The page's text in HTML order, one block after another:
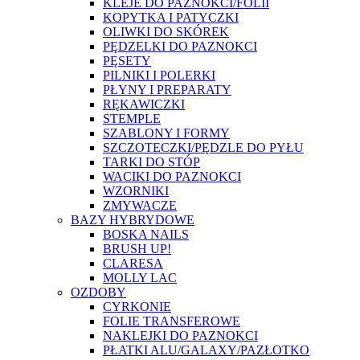
KOPYTKA I PATYCZKI
OLIWKI DO SKÓREK
PĘDZELKI DO PAZNOKCI
PĘSETY
PILNIKI I POLERKI
PŁYNY I PREPARATY
RĘKAWICZKI
STEMPLE
SZABLONY I FORMY
SZCZOTECZKI/PĘDZLE DO PYŁU
TARKI DO STÓP
WACIKI DO PAZNOKCI
WZORNIKI
ZMYWACZE
BAZY HYBRYDOWE
BOSKA NAILS
BRUSH UP!
CLARESA
MOLLY LAC
OZDOBY
CYRKONIE
FOLIE TRANSFEROWE
NAKLEJKI DO PAZNOKCI
PŁATKI ALU/GALAXY/PAZŁOTKO